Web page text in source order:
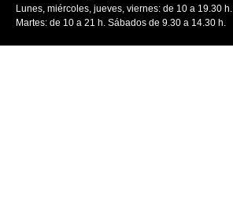
Lunes, miércoles, jueves, viernes: de 10 a 19.30 h.
Martes: de 10 a 21 h. Sábados de 9.30 a 14.30 h.